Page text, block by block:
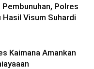
Polres
Hasil Visum Suhardi
Kaimana Amankan